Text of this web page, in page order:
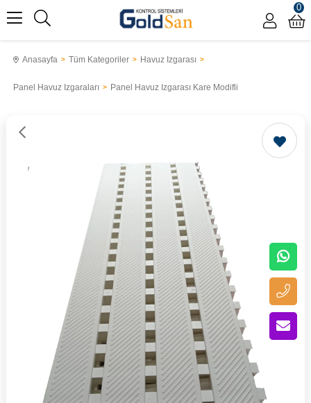
0
Anasayfa Tüm Kategoriler Havuz Izgarası
Panel Havuz Izgaraları Panel Havuz Izgarası Kare Modifli